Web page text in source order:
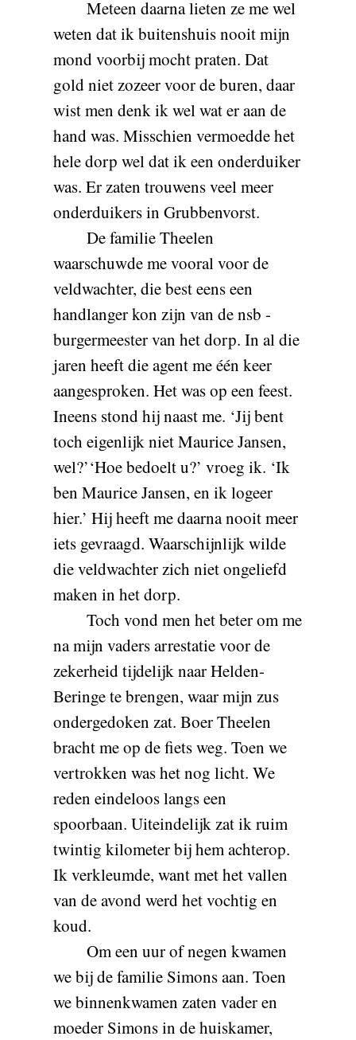
Meteen daarna lieten ze me wel
weten dat ik buitenshuis nooit mijn
mond voorbij mocht praten. Dat
gold niet zozeer voor de buren, daar
wist men denk ik wel wat er aan de
hand was. Misschien vermoedde het
hele dorp wel dat ik een onderduiker
was. Er zaten trouwens veel meer
onderduikers in Grubbenvorst.
De familie Theelen
waarschuwde me vooral voor de
veldwachter, die best eens een
handlanger kon zijn van de nsb -
burgermeester van het dorp. In al die
jaren heeft die agent me één keer
aangesproken. Het was op een feest.
Ineens stond hij naast me. ‘Jij bent
toch eigenlijk niet Maurice Jansen,
wel?’‘Hoe bedoelt u?’ vroeg ik. ‘Ik
ben Maurice Jansen, en ik logeer
hier.’ Hij heeft me daarna nooit meer
iets gevraagd. Waarschijnlijk wilde
die veldwachter zich niet ongeliefd
maken in het dorp.
Toch vond men het beter om me
na mijn vaders arrestatie voor de
zekerheid tijdelijk naar Helden-
Beringe te brengen, waar mijn zus
ondergedoken zat. Boer Theelen
bracht me op de fiets weg. Toen we
vertrokken was het nog licht. We
reden eindeloos langs een
spoorbaan. Uiteindelijk zat ik ruim
twintig kilometer bij hem achterop.
Ik verkleumde, want met het vallen
van de avond werd het vochtig en
koud.
Om een uur of negen kwamen
we bij de familie Simons aan. Toen
we binnenkwamen zaten vader en
moeder Simons in de huiskamer,